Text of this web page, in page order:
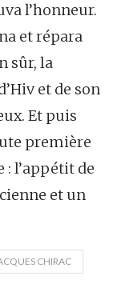
l’honneur.
et répara
sûr, la
et de son
Et puis
première
: l’appétit de
et un
CHIRAC